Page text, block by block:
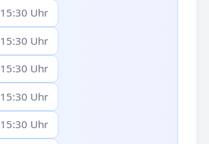
15:30 Uhr
15:30 Uhr
15:30 Uhr
15:30 Uhr
15:30 Uhr